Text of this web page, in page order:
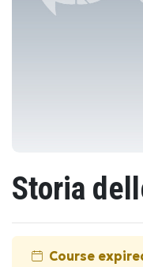
Storia
Course